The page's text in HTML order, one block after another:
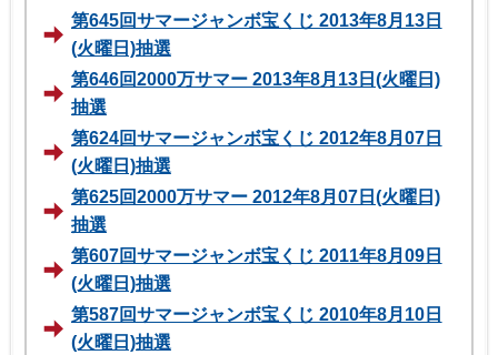
第645回サマージャンボ宝くじ 2013年8月13日
(火曜日)抽選
第646回2000万サマー 2013年8月13日(火曜日)
抽選
第624回サマージャンボ宝くじ 2012年8月07日
(火曜日)抽選
第625回2000万サマー 2012年8月07日(火曜日)
抽選
第607回サマージャンボ宝くじ 2011年8月09日
(火曜日)抽選
第587回サマージャンボ宝くじ 2010年8月10日
(火曜日)抽選